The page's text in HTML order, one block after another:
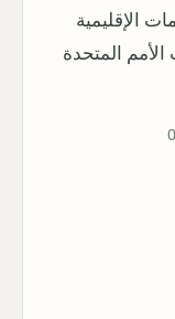
الإقليمية
الأمم المتحدة